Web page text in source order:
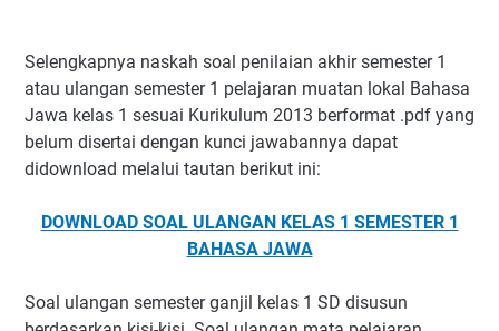
Selengkapnya naskah soal penilaian akhir semester 1
atau ulangan semester 1 pelajaran muatan lokal Bahasa
Jawa kelas 1 sesuai Kurikulum 2013 berformat .pdf yang
belum disertai dengan kunci jawabannya dapat
didownload melalui tautan berikut ini:
DOWNLOAD SOAL ULANGAN KELAS 1 SEMESTER 1
BAHASA JAWA
Soal ulangan semester ganjil kelas 1 SD disusun